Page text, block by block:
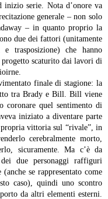
inizio serie. Nota d’onore va
generale – non solo
– in quanto proprio la
due dei fattori (unitamente
trasposizione) che hanno
progetto scaturito dai lavori di
finale di stagione: la
tra Brady e Bill. Bill viene
coronare quel sentimento di
iniziato a diventare parte
vittoria sul “rivale”, in
cerebralmente morto,
sicuramente. Ma c’è da
due personaggi raffiguri
se rappresentato come
caso), quindi uno scontro
da altri elementi esterni.